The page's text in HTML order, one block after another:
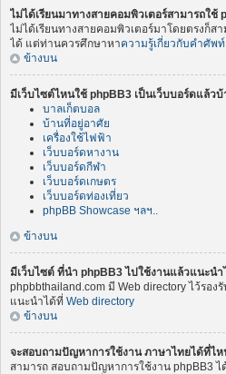
ไม่ได้เรียนมาทางสายคอมพิวเตอร์สามารถใช้
ไม่ได้เรียนทางสายคอมพิวเตอร์มาโดยตรงก็ส
ได้ แต่ท่านควรศึกษาหาความรู้เกี่ยวกับคำศัพท์
ข้างบน
มีเว็บไซต์ไหนใช้ phpBB3 เป็นเว็บบอร์ดแล้วบ้
บาลเก็ตบอล
บ้านที่อยู่อาศัย
เครื่องใช้ไฟฟ้า
เว็บบอร์ดหางาน
เว็บบอร์ดกีฬา
เว็บบอร์ดเกษตร
เว็บบอร์ดท่องเที่ยว
phpBB Showcase ฯลฯ..
ข้างบน
มีเว็บไซต์ ที่นำ phpBB3 ไปใช้งานแล้วแนะน
phpbbthailand.com มี Web directory ไว้รอ
แนะนำได้ที่ Web directory
ข้างบน
จะสอบถามปัญหาการใช้งาน ภาษาไทยได้ที่ไห
สามารถ สอบถามปัญหาการใช้งาน phpBB3 ไ